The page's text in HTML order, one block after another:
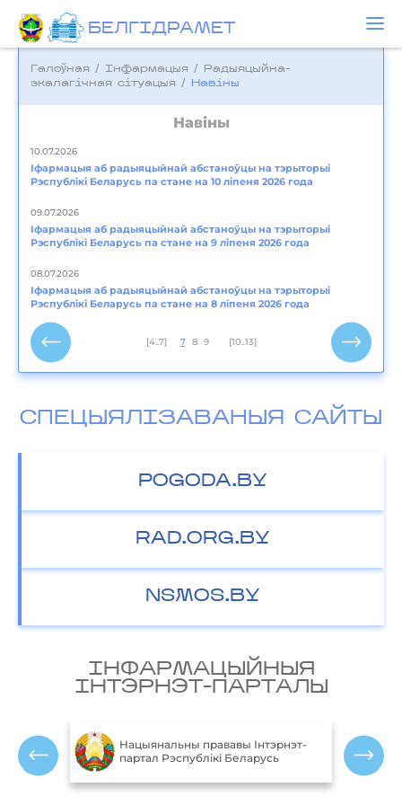
БЕЛГIДРAМЕТ
Галоўная / Інфармацыя /
Радыяцыйна-
экалагічная сітуацыя / Навіны
Навіны
10.07.2026
Іфармацыя аб радыяцыйнай абстаноўцы на тэрыторыі
Рэспублікі Беларусь па стане на 10 ліпеня 2026 года
09.07.2026
Іфармацыя аб радыяцыйнай абстаноўцы на тэрыторыі
Рэспублікі Беларусь па стане на 9 ліпеня 2026 года
08.07.2026
Іфармацыя аб радыяцыйнай абстаноўцы на тэрыторыі
Рэспублікі Беларусь па стане на 8 ліпеня 2026 года
[4..7] 7 8 9 [10..13]
СПЕЦЫЯЛІЗАВАНЫЯ САЙТЫ
POGODA.BY
RAD.ORG.BY
NSMOS.BY
IНФАРМАЦЫЙНЫЯ
IНТЭРНЭТ-ПАРТАЛЫ
Нацыянальны прававы Інтэрнэт-
партал Рэспублікі Беларусь